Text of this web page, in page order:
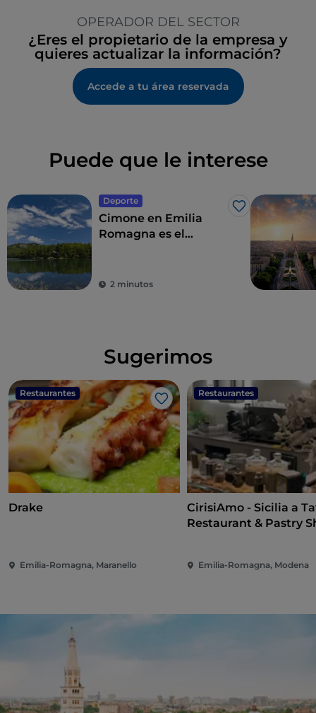
OPERADOR DEL SECTOR
¿Eres el propietario de la empresa y
quieres actualizar la información?
Accede a tu área reservada
Puede que le interese
Deporte
Me gusta
Cimone en Emilia
Romagna es el
2 minutos
Sugerimos
Restaurantes
Me gusta
Drake
Emilia-Romagna, Maranello
Restaurantes
CirisiAmo - Sicilia a
Restaurant & Pastry
Emilia-Romagna, Modena